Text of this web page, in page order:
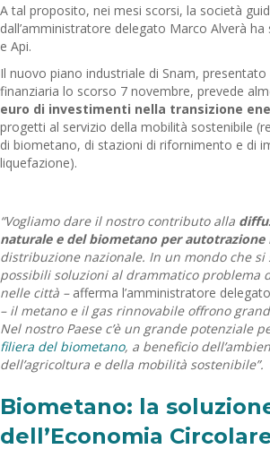
A tal proposito, nei mesi scorsi, la società
dall’amministratore delegato Marco Alverà
e Api.
Il nuovo piano industriale di Snam,
finanziaria lo scorso 7 novembre, prevede
euro di investimenti nella transizione
progetti al servizio della mobilità sostenibile
di biometano, di stazioni di rifornimento e di
liquefazione).
“Vogliamo dare il nostro contributo alla
naturale e del biometano per autotrazione
distribuzione nazionale. In un mondo che
possibili soluzioni al drammatico problema
nelle città – afferma l’amministratore
– il metano e il gas rinnovabile offrono
Nel nostro Paese c’è un grande potenziale
filiera del biometano, a beneficio
dell’agricoltura e della mobilità sostenibile”.
Biometano: la
dell’Economia